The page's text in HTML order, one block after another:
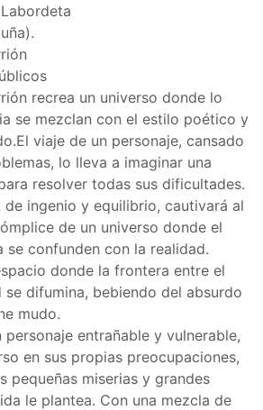
recrea un universo donde lo
se mezclan con el estilo poético y
viaje de un personaje, cansado
lo lleva a imaginar una
resolver todas sus dificultades.
de ingenio y equilibrio, cautivará al
de un universo donde el
se confunden con la realidad.
donde la frontera entre el
se difumina, bebiendo del absurdo
mudo.
entrañable y vulnerable,
en sus propias preocupaciones,
pequeñas miserias y grandes
le plantea. Con una mezcla de